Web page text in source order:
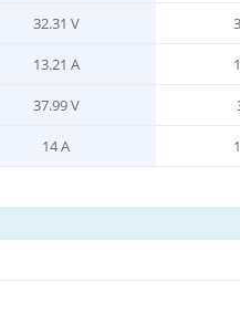
32.31 V
13.21 A
37.99 V
14 A